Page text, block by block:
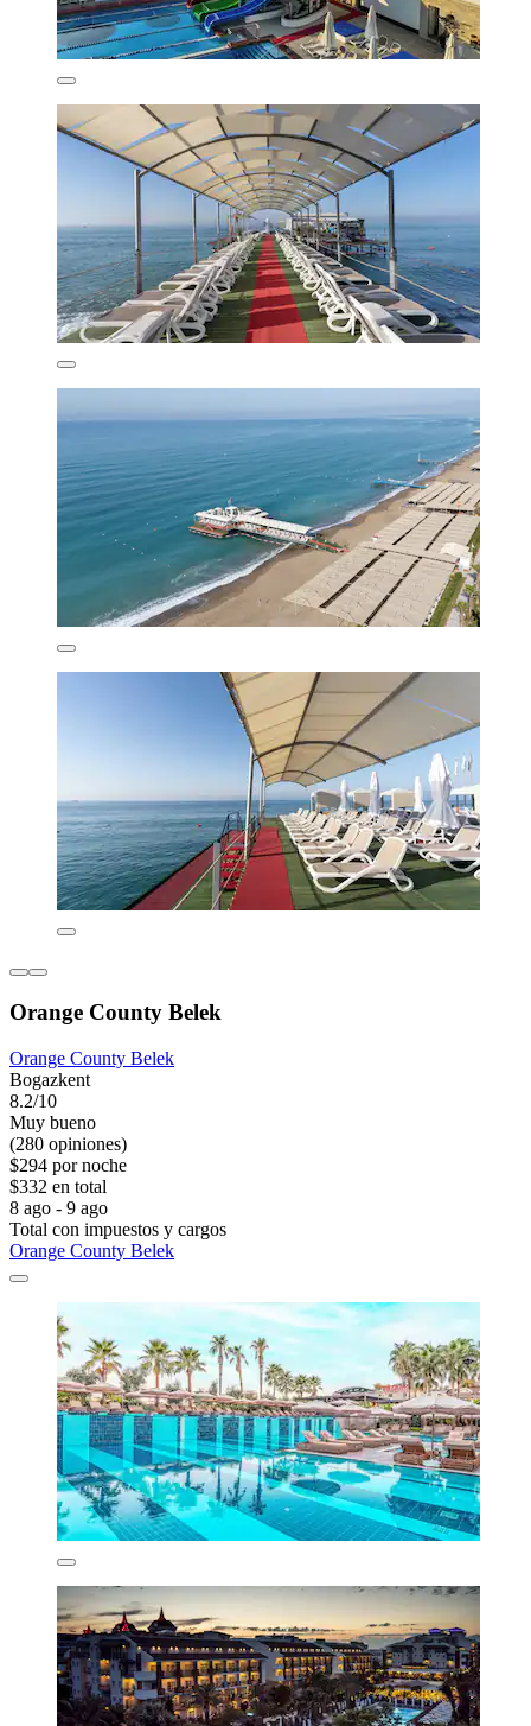
Orange County Belek
Orange County Belek
Bogazkent
8.2/10
Muy bueno
(280 opiniones)
$294 por noche
$332 en total
8 ago - 9 ago
Total con impuestos y cargos
Orange County Belek